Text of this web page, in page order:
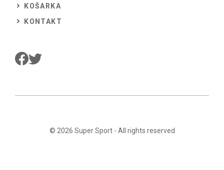
KOŠARKA
KONTAKT
© 2026 Super Sport- All rights reserved